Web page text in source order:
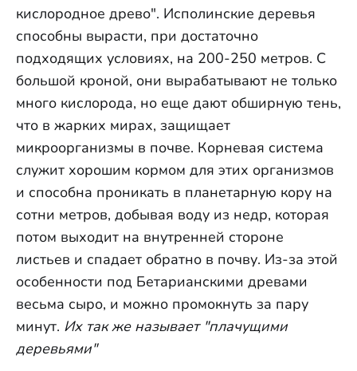
кислородное древо". Исполинские деревья
способны вырасти, при достаточно
подходящих условиях, на 200-250 метров. С
большой кроной, они вырабатывают не только
много кислорода, но еще дают обширную тень,
что в жарких мирах, защищает
микроорганизмы в почве. Корневая система
служит хорошим кормом для этих организмов
и способна проникать в планетарную кору на
сотни метров, добывая воду из недр, которая
потом выходит на внутренней стороне
листьев и спадает обратно в почву. Из-за этой
особенности под Бетарианскими древами
весьма сыро, и можно промокнуть за пару
минут. Их так же называет "плачущими
деревьями"